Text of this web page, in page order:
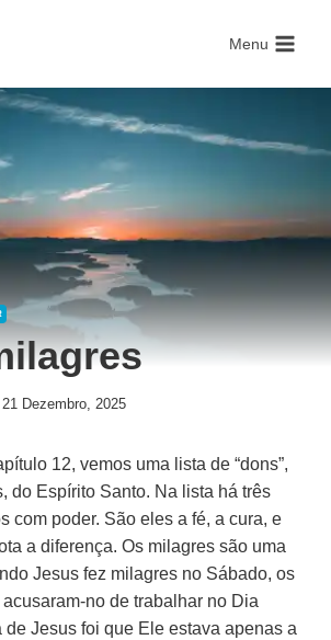
Menu
21 Dezembro, 2025
12, vemos uma lista de “dons”,
do Espírito Santo. Na lista há três
com poder. São eles a fé, a cura, e
a diferença. Os milagres são uma
Jesus fez milagres no Sábado, os
no de trabalhar no Dia
de Jesus foi que Ele estava apenas a